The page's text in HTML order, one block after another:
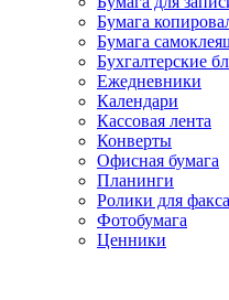
Бумага
Бумага
Бухгалтерские
Ежедневники
Календари
Кассовая лента
Конверты
Офисная бумага
Планинги
Ролики для факса
Фотобумага
Ценники